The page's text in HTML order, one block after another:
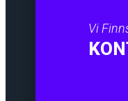
Vi